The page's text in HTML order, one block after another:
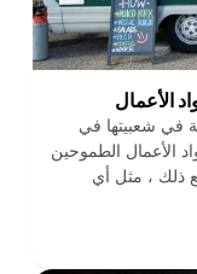
الأعمال
في شعبيتها في
الأعمال الطموحين
ذلك ، مثل أي
تخطيطا ماليا